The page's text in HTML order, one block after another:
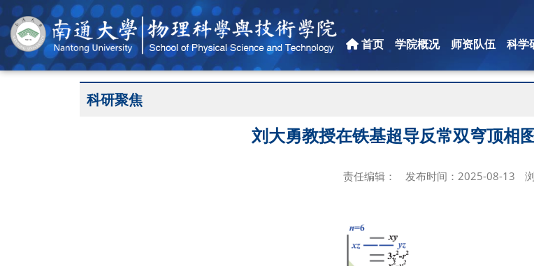
首页 学院概况 师资队伍 科学
科研聚焦
刘大勇教授在铁基超导反常双穹顶相
责任编辑： 发布时间：2025-08-13